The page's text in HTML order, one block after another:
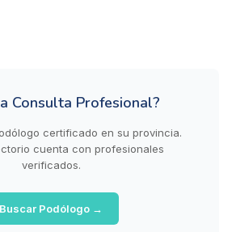
Consulta Profesional?
certificado en su provincia.
cuenta con profesionales
verificados.
Buscar Podólogo →